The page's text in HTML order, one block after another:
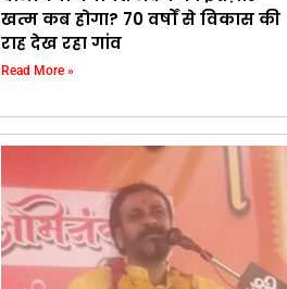
खत्म कब होगा? 70 वर्षों से विकास की
राह देख रहा गांव
Read More »